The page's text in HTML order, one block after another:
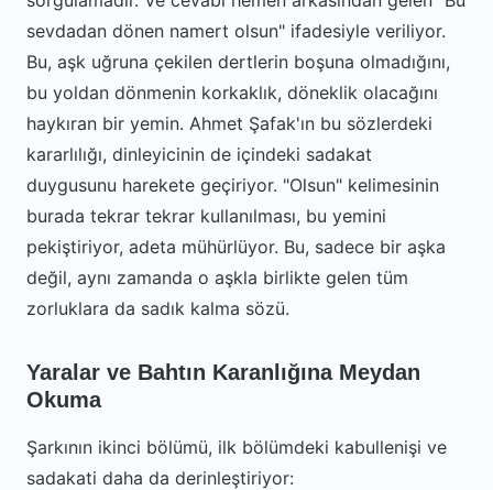
sevdadan dönen namert olsun" ifadesiyle veriliyor.
Bu, aşk uğruna çekilen dertlerin boşuna olmadığını,
bu yoldan dönmenin korkaklık, döneklik olacağını
haykıran bir yemin. Ahmet Şafak'ın bu sözlerdeki
kararlılığı, dinleyicinin de içindeki sadakat
duygusunu harekete geçiriyor. "Olsun" kelimesinin
burada tekrar tekrar kullanılması, bu yemini
pekiştiriyor, adeta mühürlüyor. Bu, sadece bir aşka
değil, aynı zamanda o aşkla birlikte gelen tüm
zorluklara da sadık kalma sözü.
Yaralar ve Bahtın Karanlığına Meydan
Okuma
Şarkının ikinci bölümü, ilk bölümdeki kabullenişi ve
sadakati daha da derinleştiriyor: